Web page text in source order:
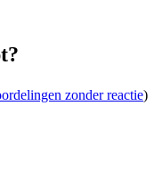
zonder reactie)